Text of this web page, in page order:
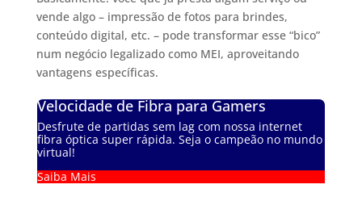
vende algo – impressão de fotos para brindes,
conteúdo digital, etc. – pode transformar esse “bico”
num negócio legalizado como MEI, aproveitando
vantagens específicas.
Velocidade de Fibra para Gamers
Desfrute de partidas sem lag com nossa internet
fibra óptica super rápida. Seja o campeão no mundo
virtual!
Saiba Mais